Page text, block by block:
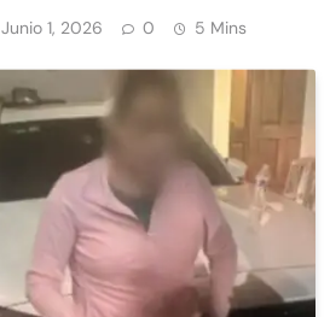
Junio 1, 2026 0 5 Mins